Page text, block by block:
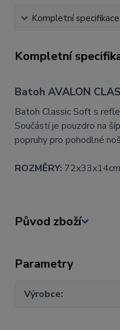
Kompletní specifikace
Kompletní
Batoh AVALON
Batoh Classic Soft s
Součástí je pouzdro na
popruhy pro pohodlné
ROZMĚRY: 72x33x14cm
Původ zboží
Parametry
Výrobce